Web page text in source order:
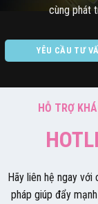
cùng phát
YÊU CẦU TƯ
HỖ TRỢ
Hãy liên hệ ngay
pháp giúp đẩy